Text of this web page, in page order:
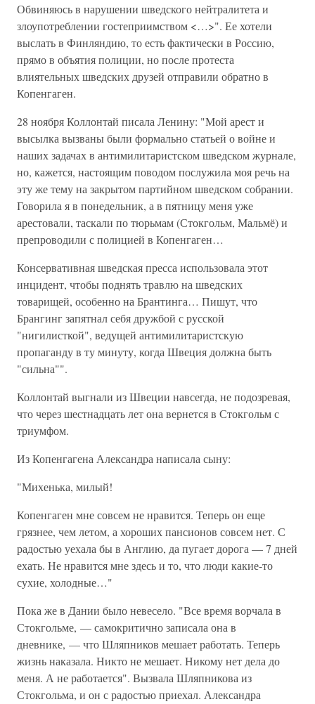
Обвиняюсь в нарушении шведского нейтралитета и
злоупотреблении гостеприимством <…>". Ее хотели
выслать в Финляндию, то есть фактически в Россию,
прямо в объятия полиции, но после протеста
влиятельных шведских друзей отправили обратно в
Копенгаген.
28 ноября Коллонтай писала Ленину: "Мой арест и
высылка вызваны были формально статьей о войне и
наших задачах в антимилитаристском шведском журнале,
но, кажется, настоящим поводом послужила моя речь на
эту же тему на закрытом партийном шведском собрании.
Говорила я в понедельник, а в пятницу меня уже
арестовали, таскали по тюрьмам (Стокгольм, Мальмё) и
препроводили с полицией в Копенгаген…
Консервативная шведская пресса использовала этот
инцидент, чтобы поднять травлю на шведских
товарищей, особенно на Брантинга… Пишут, что
Брангинг запятнал себя дружбой с русской
"нигилисткой", ведущей антимилитаристскую
пропаганду в ту минуту, когда Швеция должна быть
"сильна"".
Коллонтай выгнали из Швеции навсегда, не подозревая,
что через шестнадцать лет она вернется в Стокгольм с
триумфом.
Из Копенгагена Александра написала сыну:
"Михенька, милый!
Копенгаген мне совсем не нравится. Теперь он еще
грязнее, чем летом, а хороших пансионов совсем нет. С
радостью уехала бы в Англию, да пугает дорога — 7 дней
ехать. Не нравится мне здесь и то, что люди какие-то
сухие, холодные…"
Пока же в Дании было невесело. "Все время ворчала в
Стокгольме, — самокритично записала она в
дневнике, — что Шляпников мешает работать. Теперь
жизнь наказала. Никто не мешает. Никому нет дела до
меня. А не работается". Вызвала Шляпникова из
Стокгольма, и он с радостью приехал. Александра